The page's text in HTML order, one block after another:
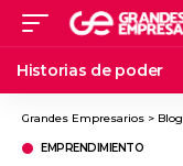
Historias de poder
Grandes Empresarios > Blog
EMPRENDIMIENTO